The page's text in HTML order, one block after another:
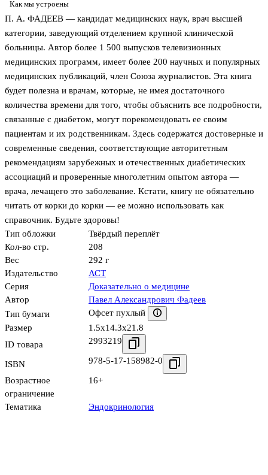
Как мы устроены
П. А. ФАДЕЕВ — кандидат медицинских наук, врач высшей
категории, заведующий отделением крупной клинической
больницы. Автор более 1 500 выпусков телевизионных
медицинских программ, имеет более 200 научных и популярных
медицинских публикаций, член Союза журналистов. Эта книга
будет полезна и врачам, которые, не имея достаточного
количества времени для того, чтобы объяснить все подробности,
связанные с диабетом, могут порекомендовать ее своим
пациентам и их родственникам. Здесь содержатся достоверные и
современные сведения, соответствующие авторитетным
рекомендациям зарубежных и отечественных диабетических
ассоциаций и проверенные многолетним опытом автора —
врача, лечащего это заболевание. Кстати, книгу не обязательно
читать от корки до корки — ее можно использовать как
справочник. Будьте здоровы!
Тип обложки
Твёрдый переплёт
Кол-во стр.
208
Вес
292 г
Издательство
АСТ
Серия
Доказательно о медицине
Автор
Павел Александрович Фадеев
Тип бумаги
Офсет пухлый
Размер
1.5x14.3x21.8
ID товара
2993219
ISBN 978-5-17-158982-0
Возрастное
ограничение
16+
Тематика Эндокринология